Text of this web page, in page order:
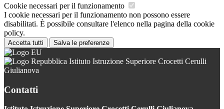
Cookie necessari per il funzionamento
I cookie necessari per il funzionamento non possono essere
disabilitati. È possibile consultare l'elenco nella pagina della cookie
policy.
Accetta tutti Salva le preferenze
Istituto Istruzione Superiore Crocetti Cerulli
Giulianova
Contatti